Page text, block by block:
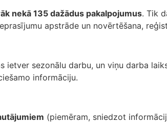
nekā 135 dažādus pakalpojumus. Tik
apstrāde un novērtēšana,
ietver sezonālu darbu, un viņu darba
informāciju.
(piemēram, sniedzot